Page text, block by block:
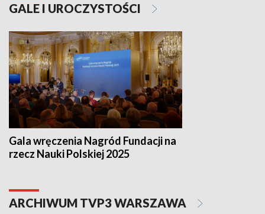
GALE I UROCZYSTOŚCI
Gala wręczenia Nagród Fundacji na
rzecz Nauki Polskiej 2025
ARCHIWUM TVP3 WARSZAWA